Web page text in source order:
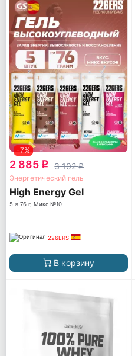
-7%
2 885 q 3 102q
Энергетический гель
High Energy Gel
5 x 76 г, Микс №10
226ERS
В корзину